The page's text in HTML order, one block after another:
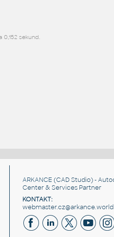
0,152 sekund.
ARKANCE (CAD Studio) -
Center & Services Partner
KONTAKT:
webmaster.cz@arkance.world |